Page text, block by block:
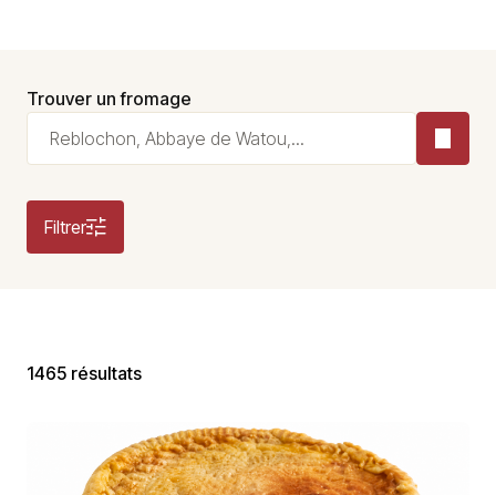
Trouver un fromage
Filtrer
1465 résultats